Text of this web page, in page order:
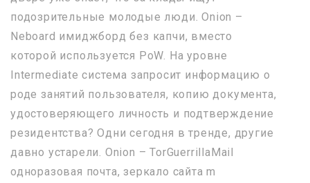
подозрительные молодые люди. Onion –
Neboard имиджборд без капчи, вместо
которой используется PoW. На уровне
Intermediate система запросит информацию о
роде занятий пользователя, копию документа,
удостоверяющего личность и подтверждение
резидентства? Одни сегодня в тренде, другие
давно устарели. Onion – TorGuerrillaMail
одноразовая почта, зеркало сайта m